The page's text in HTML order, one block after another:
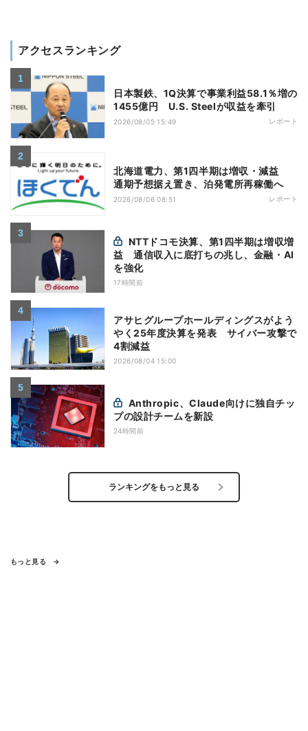
アクセスランキング
日本製鉄、1Q決算で事業利益58.1％増の
1455億円 U.S. Steelが収益を牽引
2026/08/05 15:49 レポート
北海道電力、第1四半期は増収・減益
通期予想据え置き、泊発電所再稼働へ
2026/08/06 08:51 レポート
益 通信収入に底打ちの兆し、金融・AI
を強化
17時間前
アサヒグループホールディングスがよう
やく25年度決算を発表 サイバー攻撃で
4割減益
2026/08/04 15:00
プの設計チームを新設
24時間前
ランキングをもっと見る
もっと見る